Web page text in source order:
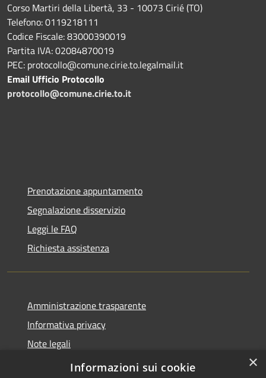
Corso Martiri della Libertà, 33 - 10073 Cirié (TO)
Telefono: 0119218111
Codice Fiscale: 83000390019
Partita IVA: 02084870019
PEC: protocollo@comune.cirie.to.legalmail.it
Email Ufficio Protocollo
protocollo@comune.cirie.to.it
Prenotazione appuntamento
Segnalazione disservizio
Leggi le FAQ
Richiesta assistenza
Amministrazione trasparente
Informativa privacy
Note legali
Dichiarazione di accessibilità
×
Informazioni sui cookie